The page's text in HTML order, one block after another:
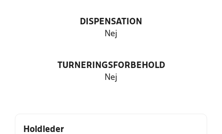
DISPENSATION
Nej
TURNERINGSFORBEHOLD
Nej
Holdleder